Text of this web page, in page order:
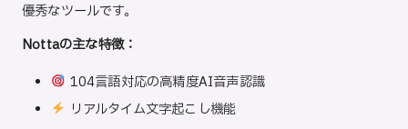
優秀なツールです。
Nottaの主な特徴：
104言語対応の高精度AI音声認識
リアルタイム文字起こし機能